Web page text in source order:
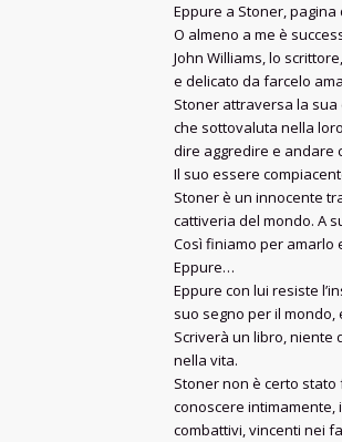
Eppure a Stoner,
O almeno a me è
John Williams, lo
e delicato da farcelo
Stoner attraversa la
che sottovaluta nella
dire aggredire e andare
Il suo essere
Stoner è un innocente
cattiveria del mondo. A
Così finiamo per amarlo
Eppure…
Eppure con lui resiste
suo segno per il
Scriverà un libro, niente
nella vita.
Stoner non è certo
conoscere
combattivi, vincenti nei